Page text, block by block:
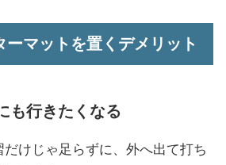
ーマットを置くデメリット
も行きたくなる
けじゃ足らずに、外へ出て打ち